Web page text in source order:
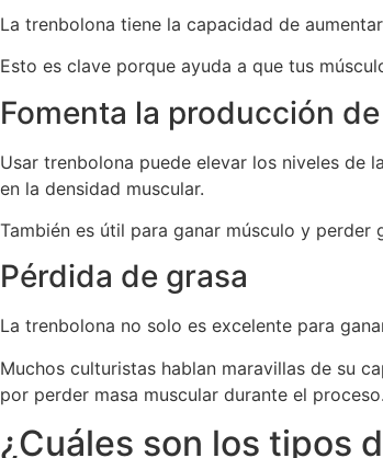
La trenbolona tiene la capacidad de
Esto es clave porque ayuda a que tus
Fomenta la producción
Usar trenbolona puede elevar los niveles de
en la densidad muscular.
También es útil para ganar músculo y
Pérdida de grasa
La trenbolona no solo es excelente para
Muchos culturistas hablan maravillas de su
por perder masa muscular durante el proceso.
¿Cuáles son los tipos